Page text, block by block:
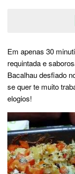
Em apenas 30
requintada e
Bacalhau desfiado
se quer te muito
elogios!